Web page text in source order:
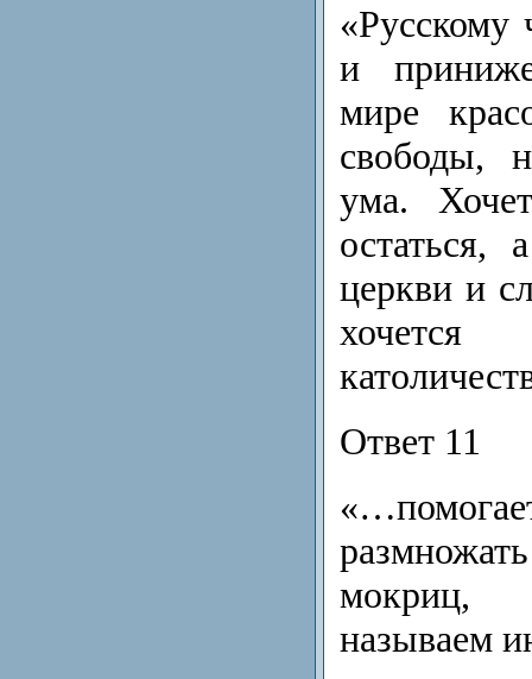
«Русскому
и
мире
свободы,
ума.
остаться,
церкви и
Ответ 11
называем